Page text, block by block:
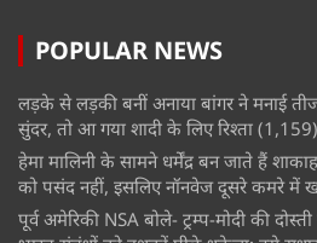
POPULAR NEWS
लड़के से लड़की बनीं अनाया बांगर ने मनाई
सुंदर, तो आ गया शादी के लिए रिश्ता (1,159)
हेमा मालिनी के सामने धर्मेंद्र बन जाते हैं
को पसंद नहीं, इसलिए नॉनवेज दूसरे कमरे में
पूर्व अमेरिकी NSA बोले- ट्रम्प-मोदी की